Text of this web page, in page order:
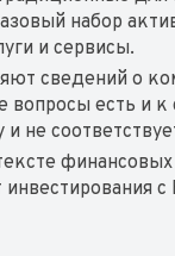
набор
и сервисы.
сведений о
есть и
не
с